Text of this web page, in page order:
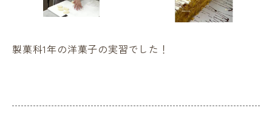
製菓科1年の洋菓子の実習でした！